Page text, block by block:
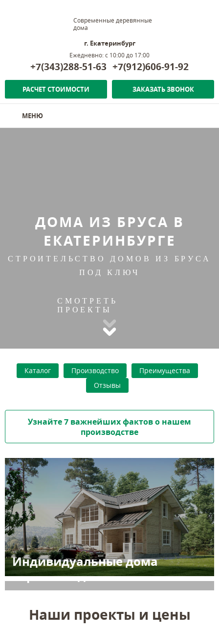
Современные деревянные
дома
г. Екатеринбург
РАСЧЕТ СТОИМОСТИ
Ежедневно: с 10:00 до 17:00
+7(343)288-51-63 +7(912)606-91-92
ЗАКАЗАТЬ ЗВОНОК
МЕНЮ
ДОМА ИЗ БРУСА В
ЕКАТЕРИНБУРГЕ
СТРОИТЕЛЬСТВО ДОМОВ ИЗ БРУСА
ПОД КЛЮЧ
СМОТРЕТЬ
ПРОЕКТЫ
Каталог Производство
Преимущества
Отзывы
Индивидуальные дома
Серийные дома
Наши проекты и цены